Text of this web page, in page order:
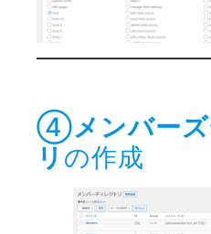
④メンバー
リ の作成